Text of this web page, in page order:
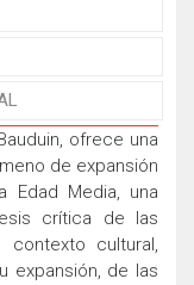
ofrece una
de expansión
Edad Media, una
crítica de las
cultural,
expansión, de las